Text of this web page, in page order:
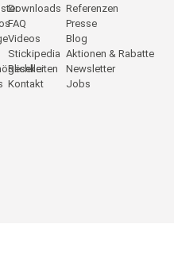
Downloads
FAQ
Videos
Stickipedia
Reseller
Kontakt
Referenzen
Presse
Blog
Aktionen & Rabatte
Newsletter
Jobs